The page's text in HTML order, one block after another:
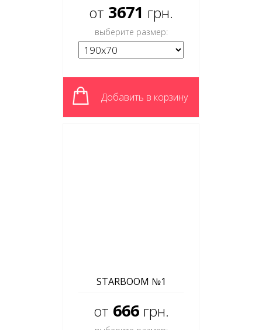
от 3671 грн.
выберите размер:
Добавить в корзину
STARBOOM №1
от 666 грн.